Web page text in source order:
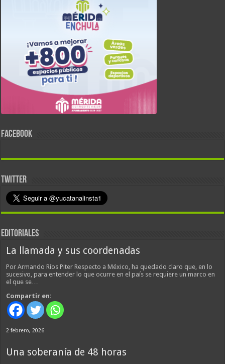
FACEBOOK
TWITTER
EDITORIALES
La llamada y sus coordenadas
Por Armando Ríos Piter Respecto a México, ha quedado claro que, en lo
sucesivo, para entender lo que ocurre en el país se requiere un marco en
el que se…
Compartir en:
2 febrero, 2026
Una soberanía de 48 horas